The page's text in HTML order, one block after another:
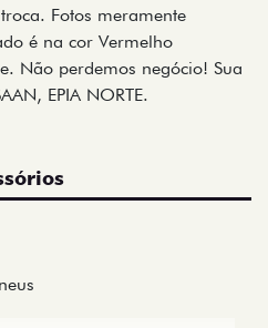
Fotos meramente
é na cor Vermelho
Não perdemos negócio! Sua
EPIA NORTE.